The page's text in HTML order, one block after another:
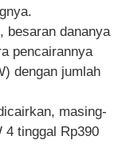
besaran dananya
pencairannya
dengan jumlah
masing-
4 tinggal Rp390